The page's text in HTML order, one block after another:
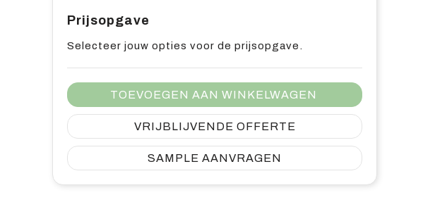
Prijsopgave
Selecteer jouw opties voor de prijsopgave.
TOEVOEGEN AAN WINKELWAGEN
VRIJBLIJVENDE OFFERTE
SAMPLE AANVRAGEN